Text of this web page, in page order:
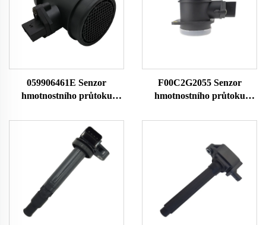
059906461E Senzor
hmotnostního průtoku
059906461A Pro Audi
0281002429 Senzor MAF
Průtokoměr vzduchu
F00C2G2055 Senzor
hmotnostního průtoku
Seat Kodak Volkswagen
1051396 1209109 1344951
1384275